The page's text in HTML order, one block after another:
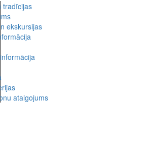
tradīcijas
ekskursijas
atalgojums